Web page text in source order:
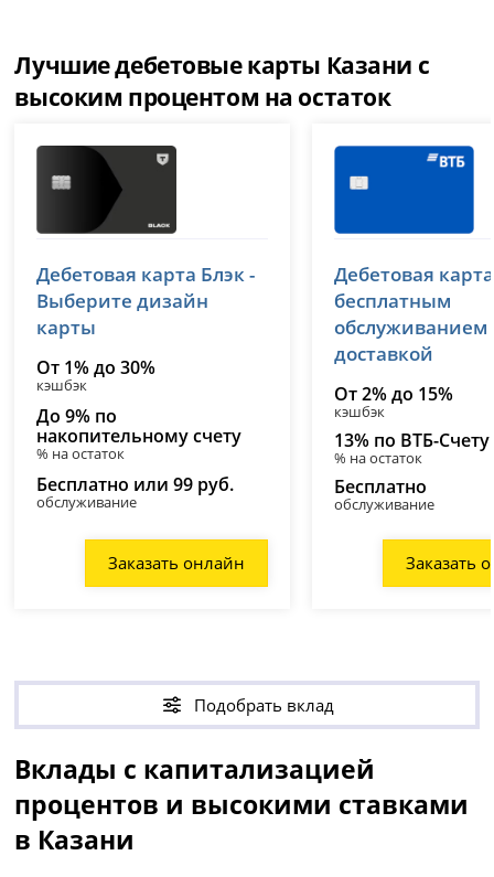
Лучшие дебетовые карты Казани с
высоким процентом на остаток
лицензия № 2673
Дебетовая карта Блэк -
Выберите дизайн
карты
От 1% до 30%
кэшбэк
До 9% по
накопительному счету
% на остаток
Бесплатно или 99 руб.
обслуживание
Заказать онлайн
лицензия № 1000
Дебетовая
бесплатным
обслуживанием
доставкой
От 2% до 15%
кэшбэк
13% по ВТБ-Счету
% на остаток
Бесплатно
обслуживание
Заказать
Подобрать вклад
Вклады с капитализацией
процентов и высокими ставками
в Казани